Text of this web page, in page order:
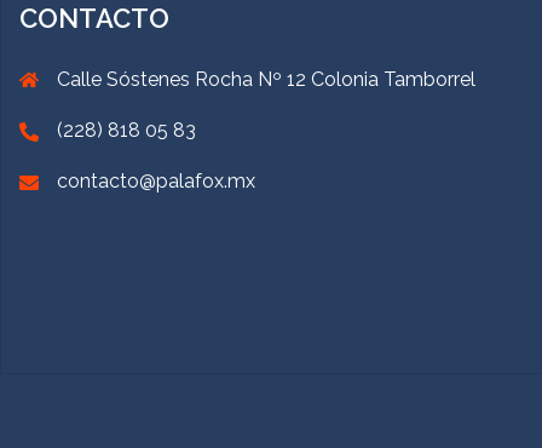
CONTACTO
Calle Sóstenes Rocha Nº 12 Colonia Tamborrel
(228) 818 05 83
contacto@palafox.mx